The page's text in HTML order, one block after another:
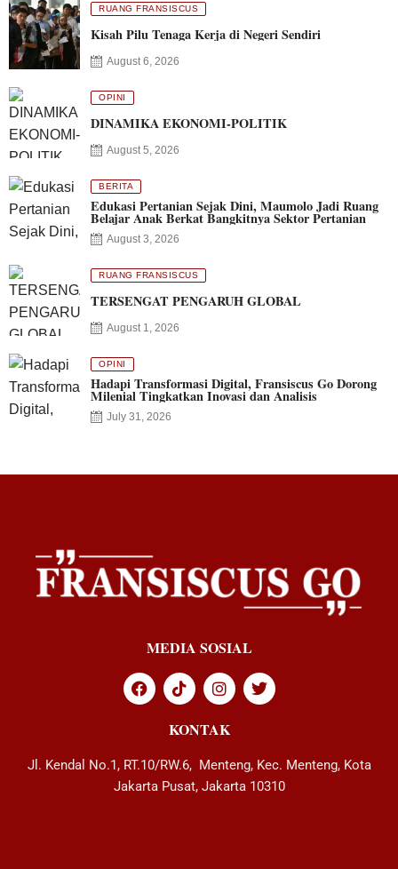
RUANG FRANSISCUS
Kisah Pilu Tenaga Kerja di Negeri Sendiri
August 6, 2026
OPINI
DINAMIKA EKONOMI-POLITIK
August 5, 2026
BERITA
Edukasi Pertanian Sejak Dini, Maumolo Jadi Ruang
Belajar Anak Berkat Bangkitnya Sektor Pertanian
August 3, 2026
RUANG FRANSISCUS
TERSENGAT PENGARUH GLOBAL
August 1, 2026
OPINI
Hadapi Transformasi Digital, Fransiscus Go Dorong
Milenial Tingkatkan Inovasi dan Analisis
July 31, 2026
MEDIA SOSIAL
KONTAK
Jl. Kendal No.1, RT.10/RW.6, Menteng, Kec. Menteng, Kota
Jakarta Pusat, Jakarta 10310